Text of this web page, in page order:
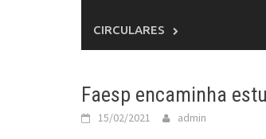
CIRCULARES
Faesp encaminha
15/02/2021 admin